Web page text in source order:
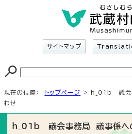
サイトマップ
現在の位置： トップページ
> h_01b 議会
わせ
h_01b 議会事務局 議事係へ